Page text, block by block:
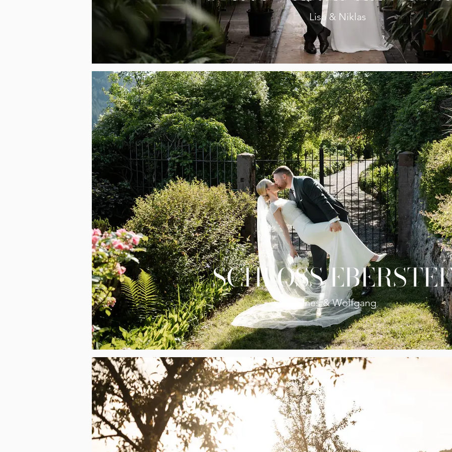
Lisa & Niklas
SCHLOSS
Ines & Wolfgang